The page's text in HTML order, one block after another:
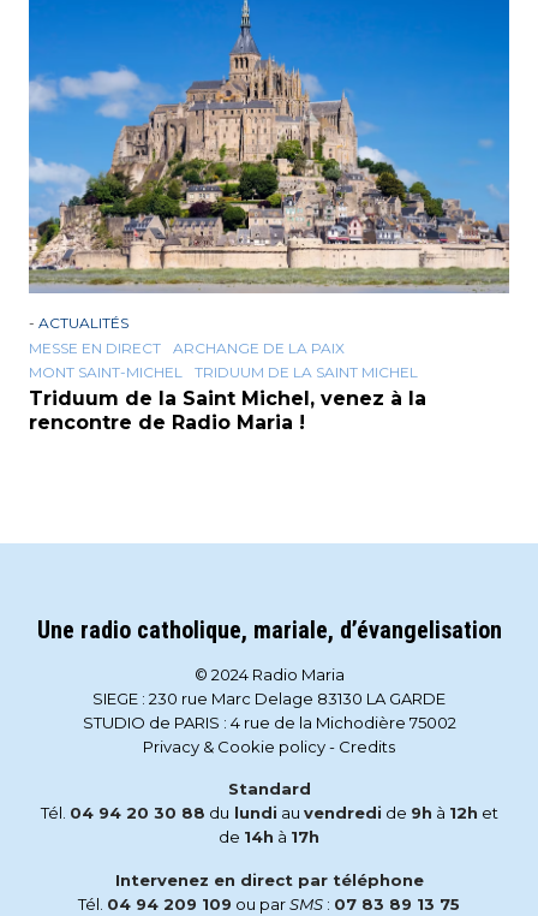
- ACTUALITÉS
MESSE EN DIRECT
ARCHANGE DE LA PAIX
MONT SAINT-MICHEL
TRIDUUM DE LA SAINT MICHEL
Triduum de la Saint Michel, venez à la
rencontre de Radio Maria !
Une radio catholique, mariale, d’évangelisation
© 2024 Radio Maria
SIEGE : 230 rue Marc Delage 83130 LA GARDE
STUDIO de PARIS : 4 rue de la Michodière 75002
Privacy & Cookie policy- Credits
Standard
Tél. 04 94 20 30 88 du lundi au vendredi de 9h à 12h et
de 14h à 17h
Intervenez en direct par téléphone
Tél. 04 94 209 109 ou parSMS : 07 83 89 13 75